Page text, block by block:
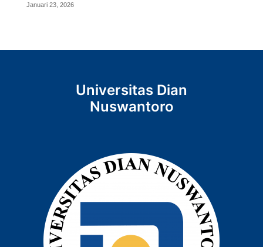
Januari 23, 2026
Universitas Dian
Nuswantoro